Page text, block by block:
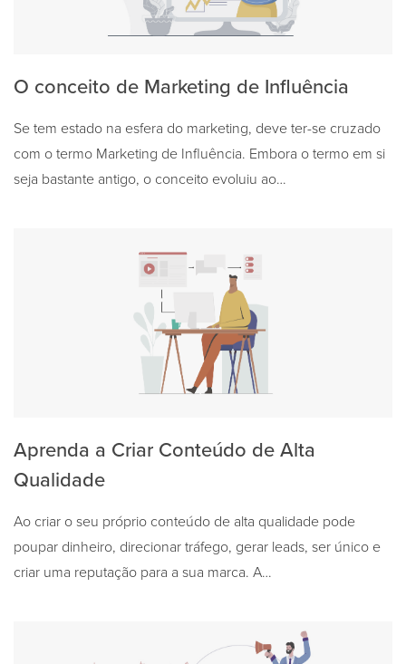
O conceito de Marketing de Influência
Se tem estado na esfera do marketing, deve ter-se cruzado
com o termo Marketing de Influência. Embora o termo em si
seja bastante antigo, o conceito evoluiu ao…
Aprenda a Criar Conteúdo de Alta
Qualidade
Ao criar o seu próprio conteúdo de alta qualidade pode
poupar dinheiro, direcionar tráfego, gerar leads, ser único e
criar uma reputação para a sua marca. A…